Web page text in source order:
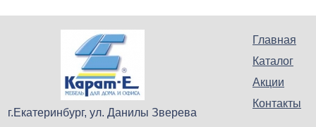
Главная
Каталог
Акции
Контакты
г.Екатеринбург, ул. Данилы Зверева